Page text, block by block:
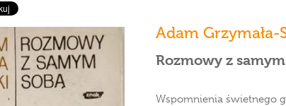
Adam Grzymała-
Rozmowy z
Wspomnienia świetnego